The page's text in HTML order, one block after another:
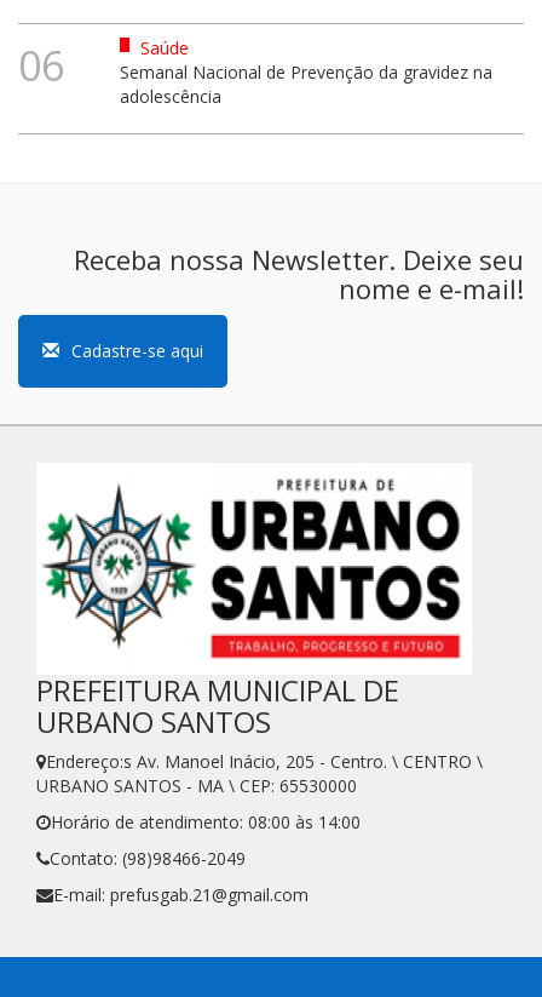
06
Saúde
Semanal Nacional de Prevenção da gravidez na
adolescência
Receba nossa Newsletter. Deixe seu
nome e e-mail!
Cadastre-se aqui
PREFEITURA MUNICIPAL DE
URBANO SANTOS
Endereço:s Av. Manoel Inácio, 205 - Centro. \ CENTRO \
URBANO SANTOS - MA \ CEP: 65530000
Horário de atendimento: 08:00 às 14:00
Contato: (98)98466-2049
E-mail: prefusgab.21@gmail.com